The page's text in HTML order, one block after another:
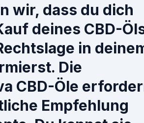
wir, dass du dich
deines CBD-
in
Die
CBD-Öle
Empfehlung